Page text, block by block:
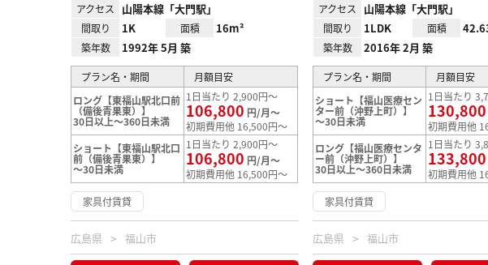
アクセス 山陽本線「大門駅」
間取り 1K 面積 16m²
築年数 1992年 5月 築
プラン名・期間
月額目安
ロング【東福山駅北口前
（備後青果東）】
30日以上～360日未満
1日当たり 2,900円～
106,800 円/月～
初期費用他 16,500円～
ショート【東福山駅北口
前（備後青果東）】
～30日未満
1日当たり 2,900円～
106,800 円/月～
初期費用他 16,500円～
家具付賃貸
広島県 福山市
アクセス 山陽本線「大門駅」
間取り 1LDK 面積
築年数 2016年 2月 築
プラン名・期間
月額目安
ショート【福山医療セン
ター前（沖野上町）】
～30日未満
1日当たり
130,800
初期費用他
ロング【福山医療センタ
ー前（沖野上町）】
30日以上～360日未満
1日当たり
133,800
初期費用他
家具付賃貸
広島県 福山市